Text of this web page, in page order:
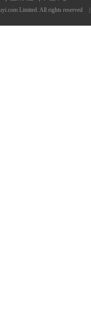
Limited. All rights reserved